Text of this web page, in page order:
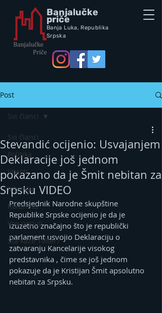
Banjalučke
priče
Banja Luka, Republika
Srpska
Post
Svi članci
Politika
Vijesti
Intervju
Kolumna
Vox populi
Šta kaže Tviter?
Svi članci
Stevandić ocijenio: Usvajanjem
Deklaracije još jednom
pokazano da je Šmit nebitan za
Srpsku VIDEO
Predsjednik Narodne skupštine
Republike Srpske ocijenio je da je
izuzetno značajno što je republički
parlament usvojio Deklaraciju o
zatvaranju Kancelarije visokog
predstavnika , čime se još jednom
pokazuje da je Kristijan Šmit apsolutno
nebitan za Srpsku.